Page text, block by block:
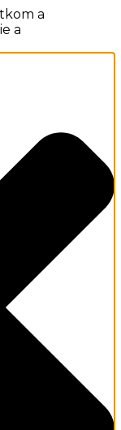
a
a